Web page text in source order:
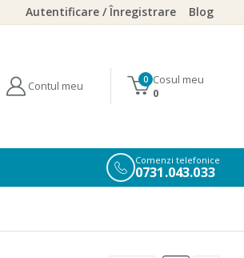
Autentificare / Înregistrare Blog
0 Cosul meu
0
Comenzi telefonice
0731.043.033